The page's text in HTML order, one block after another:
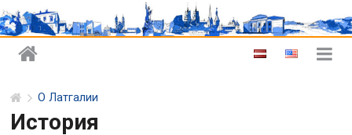
О Латгалии
История